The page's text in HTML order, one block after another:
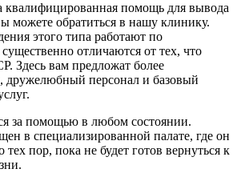
квалифицированная помощь для вывода
можете обратиться в нашу клинику.
этого типа работают по
отличаются от тех, что
Здесь вам предложат более
дружелюбный персонал и базовый
за помощью в любом состоянии.
в специализированной палате, где он
тех пор, пока не будет готов вернуться к